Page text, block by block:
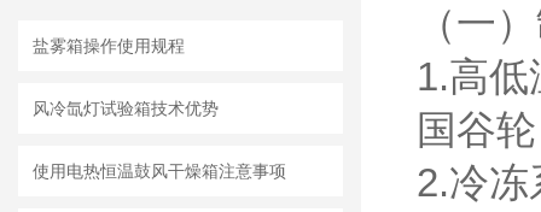
盐雾箱操作使用规程
风冷氙灯试验箱技术优势
使用电热恒温鼓风干燥箱注意事项
（一
1.高
国谷
2.冷